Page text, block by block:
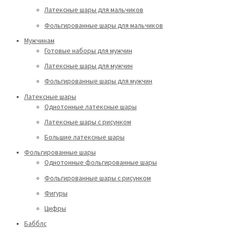
Латексные шары для мальчиков
Фольгированные шары для мальчиков
Мужчинам
Готовые наборы для мужчин
Латексные шары для мужчин
Фольгированные шары для мужчин
Латексные шары
Однотонные латексные шары
Латексные шары с рисунком
Большие латексные шары
Фольгированные шары
Однотонные фольгированные шары
Фольгированные шары с рисунком
Фигуры
Цифры
Бабблс